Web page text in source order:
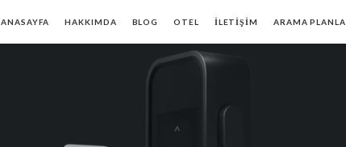
ANASAYFA HAKKIMDA BLOG OTEL İLETIŞIM ARAMA PLANLA